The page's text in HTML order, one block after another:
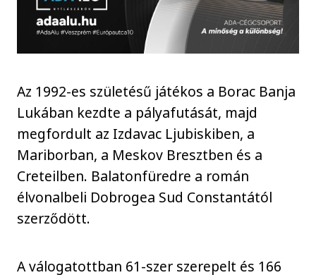
Az 1992-es születésű játékos a Borac Banja
Lukában kezdte a pályafutását, majd
megfordult az Izdavac Ljubiskiben, a
Mariborban, a Meskov Bresztben és a
Creteilben. Balatonfüredre a román
élvonalbeli Dobrogea Sud Constantától
szerződött.
A válogatottban 61-szer szerepelt és 166